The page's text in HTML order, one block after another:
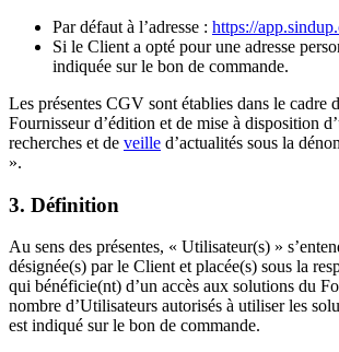
Par défaut à l’adresse : https://
Si le Client a opté pour une adresse
indiquée sur le bon de commande.
Les présentes CGV sont établies dans le cadre
Fournisseur d’édition et de mise à disposition
recherches et de veille d’actualités sous la
».
3. Définition
Au sens des présentes, « Utilisateur(s) »
désignée(s) par le Client et placée(s) sous la
qui bénéficie(nt) d’un accès aux solutions du
nombre d’Utilisateurs autorisés à utiliser les
est indiqué sur le bon de commande.